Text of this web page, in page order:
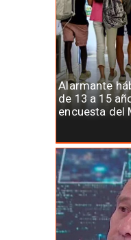
Alarmante
de 13 a 15
encuesta del